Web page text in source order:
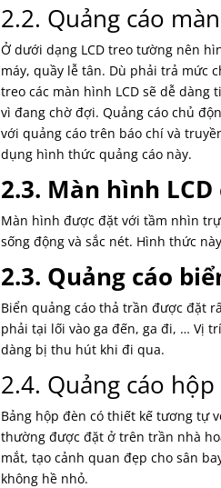
2.2. Quảng cáo
Ở dưới dạng LCD treo tường nên
máy, quầy lễ tân. Dù phải trả mức
treo các màn hình LCD sẽ dễ
vì đang chờ đợi. Quảng cáo chủ
với quảng cáo trên báo chí và
dụng hình thức quảng cáo này.
2.3. Màn hình
Màn hình được đặt với tầm nhìn
sống động và sắc nét. Hình thức
2.3. Quảng cáo
Biển quảng cáo thả trần được đặt
phải tại lối vào ga đến, ga đi, … Vị
dàng bị thu hút khi đi qua.
2.4. Quảng cáo
Bảng hộp đèn có thiết kế tương tự
thường được đặt ở trên trần nhà
mắt, tạo cảnh quan đẹp cho sân
không hề nhỏ.